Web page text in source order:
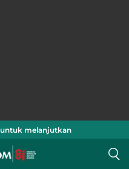
untuk melanjutkan